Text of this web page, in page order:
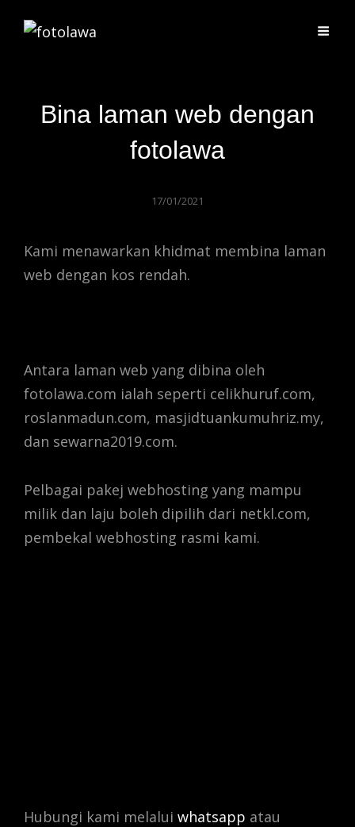
Bina laman web dengan
fotolawa
17/01/2021
Kami menawarkan khidmat membina laman
web dengan kos rendah.
Antara laman web yang dibina oleh
fotolawa.com ialah seperti celikhuruf.com,
roslanmadun.com, masjidtuankumuhriz.my,
dan sewarna2019.com.
Pelbagai pakej webhosting yang mampu
milik dan laju boleh dipilih dari netkl.com,
pembekal webhosting rasmi kami.
Hubungi kami melalui whatsapp atau